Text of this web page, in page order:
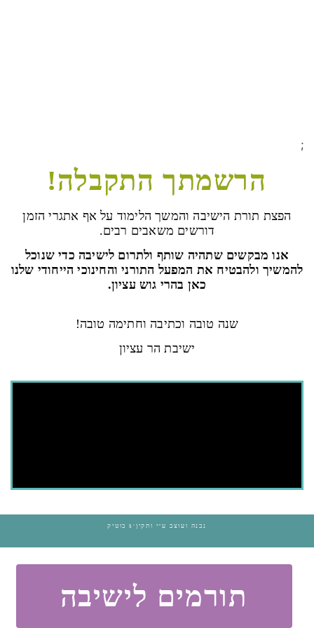
;
הרשמתך התקבלה!
הפצת תורת הישיבה והמשך הלימוד על אף אתגרי הזמן
דורשים משאבים רבים.
אנו מבקשים שתהיה שותף ולתרום לישיבה כדי שנוכל
להמשיך ולהבטיח את המפעל התורני והחינוכי הייחודי שלנו
כאן בהרי גוש עציון.
שנה טובה וכתיבה וחתימה טובה!
ישיבת הר עציון
תורמים לישיבה
נבנה ועוצב ע״י ותקין׳s בוטיק